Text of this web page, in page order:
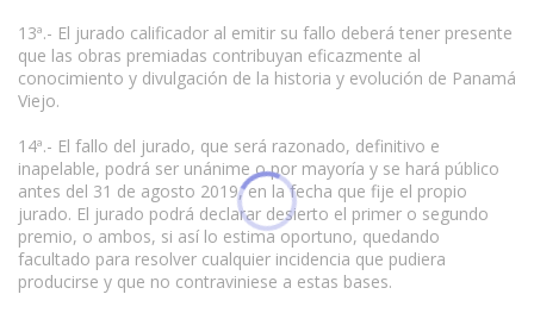
13ª.- El jurado calificador al emitir su fallo deberá tener presente
que las obras premiadas contribuyan eficazmente al
conocimiento y divulgación de la historia y evolución de Panamá
Viejo.
14ª.- El fallo del jurado, que será razonado, definitivo e
inapelable, podrá ser unánime o por mayoría y se hará público
antes del 31 de agosto 2019, en la fecha que fije el propio
jurado. El jurado podrá declarar desierto el primer o segundo
premio, o ambos, si así lo estima oportuno, quedando
facultado para resolver cualquier incidencia que pudiera
producirse y que no contraviniese a estas bases.